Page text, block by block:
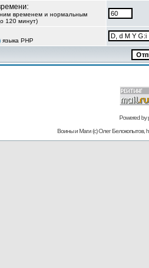
временем и нормальным
120 минут)
языка PHP
Powered by
Воины и Маги (c) Олег Белокопытов,